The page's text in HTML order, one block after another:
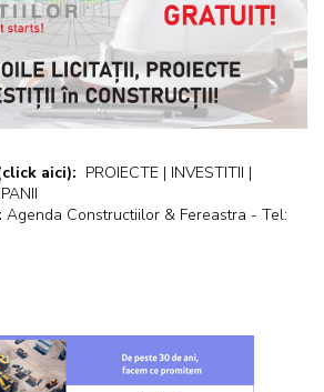
aici): PROIECTE | INVESTITII |
Agenda Constructiilor & Fereastra - Tel: